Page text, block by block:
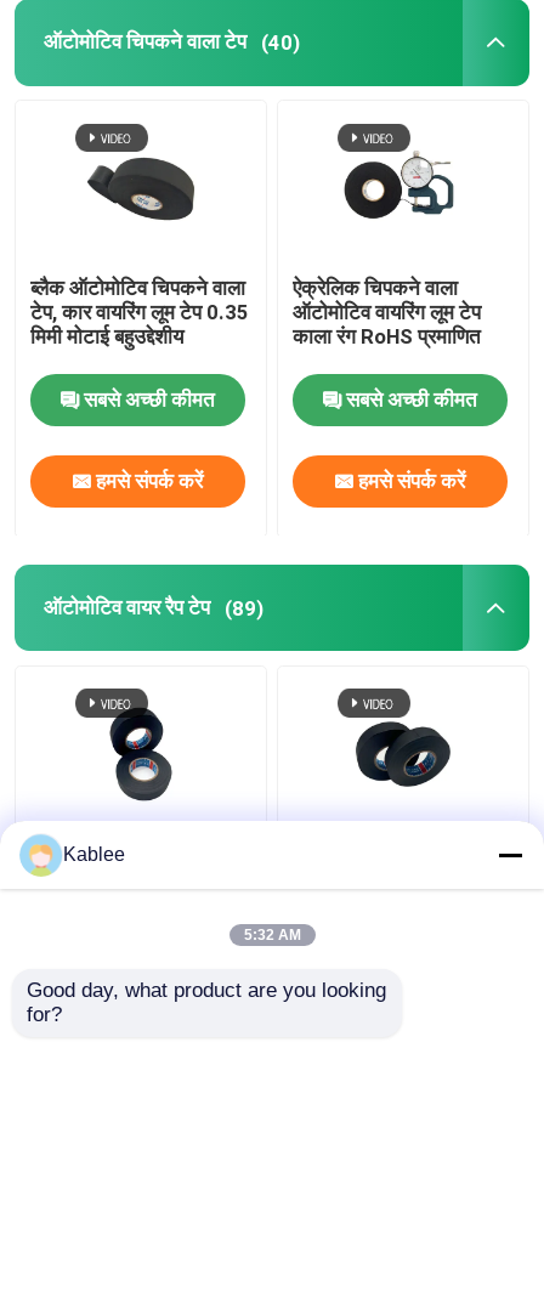
ऑटोमोटिव चिपकने वाला टेप (40)
ब्लैक ऑटोमोटिव चिपकने वाला
टेप, कार वायरिंग लूम टेप 0.35
मिमी मोटाई बहुउद्देशीय
सबसे अच्छी कीमत
हमसे संपर्क करें
ऐक्रेलिक चिपकने वाला
ऑटोमोटिव वायरिंग लूम टेप
काला रंग RoHS प्रमाणित
सबसे अच्छी कीमत
हमसे संपर्क करें
ऑटोमोटिव वायर रैप टेप (89)
एक्रिलेट्स कॉपोलीमर चिपकने
वाला पॉलीथीन वायर हार्नेस
पॉलीथीन ऑटोमोटिव वायर रैप
Kablee
5:32 AM
Good day, what product are you looking
for?